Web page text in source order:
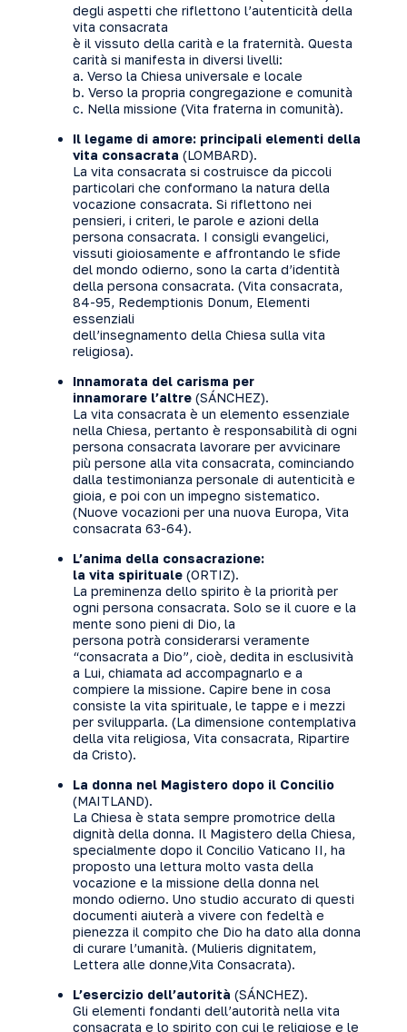
degli aspetti che riflettono l’autenticità della
vita consacrata
è il vissuto della carità e la fraternità. Questa
carità si manifesta in diversi livelli:
a. Verso la Chiesa universale e locale
b. Verso la propria congregazione e comunità
c. Nella missione (Vita fraterna in comunità).
Il legame di amore: principali elementi della
vita consacrata (LOMBARD).
La vita consacrata si costruisce da piccoli
particolari che conformano la natura della
vocazione consacrata. Si riflettono nei
pensieri, i criteri, le parole e azioni della
persona consacrata. I consigli evangelici,
vissuti gioiosamente e affrontando le sfide
del mondo odierno, sono la carta d’identità
della persona consacrata. (Vita consacrata,
84-95, Redemptionis Donum, Elementi
essenziali
dell’insegnamento della Chiesa sulla vita
religiosa).
Innamorata del carisma per
innamorare l’altre (SÁNCHEZ).
La vita consacrata è un elemento essenziale
nella Chiesa, pertanto è responsabilità di ogni
persona consacrata lavorare per avvicinare
più persone alla vita consacrata, cominciando
dalla testimonianza personale di autenticità e
gioia, e poi con un impegno sistematico.
(Nuove vocazioni per una nuova Europa, Vita
consacrata 63-64).
L’anima della consacrazione:
la vita spirituale (ORTIZ).
La preminenza dello spirito è la priorità per
ogni persona consacrata. Solo se il cuore e la
mente sono pieni di Dio, la
persona potrà considerarsi veramente
“consacrata a Dio”, cioè, dedita in esclusività
a Lui, chiamata ad accompagnarlo e a
compiere la missione. Capire bene in cosa
consiste la vita spirituale, le tappe e i mezzi
per svilupparla. (La dimensione contemplativa
della vita religiosa, Vita consacrata, Ripartire
da Cristo).
La donna nel Magistero dopo il Concilio
(MAITLAND).
La Chiesa è stata sempre promotrice della
dignità della donna. Il Magistero della Chiesa,
specialmente dopo il Concilio Vaticano II, ha
proposto una lettura molto vasta della
vocazione e la missione della donna nel
mondo odierno. Uno studio accurato di questi
documenti aiuterà a vivere con fedeltà e
pienezza il compito che Dio ha dato alla donna
di curare l’umanità. (Mulieris dignitatem,
Lettera alle donne,Vita Consacrata).
L’esercizio dell’autorità (SÁNCHEZ).
Gli elementi fondanti dell’autorità nella vita
consacrata e lo spirito con cui le religiose e le